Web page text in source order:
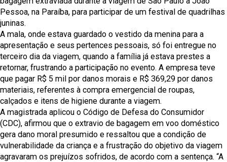
Pessoa, na Paraíba, para participar de um festival de quadrilhas
juninas.
A mala, onde estava guardado o vestido da menina para a
apresentação e seus pertences pessoais, só foi entregue no
terceiro dia da viagem, quando a família já estava prestes a
retornar, frustrando a participação no evento. A empresa teve
que pagar R$ 5 mil por danos morais e R$ 369,29 por danos
materiais, referentes à compra emergencial de roupas,
calçados e itens de higiene durante a viagem.
A magistrada aplicou o Código de Defesa do Consumidor
(CDC), afirmou que o extravio de bagagem em voo doméstico
gera dano moral presumido e ressaltou que a condição de
vulnerabilidade da criança e a frustração do objetivo da viagem
agravaram os prejuízos sofridos, de acordo com a sentença. “A